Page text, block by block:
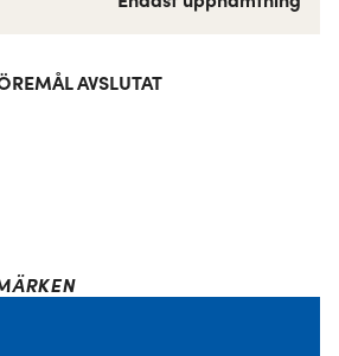
AVSLUTAT